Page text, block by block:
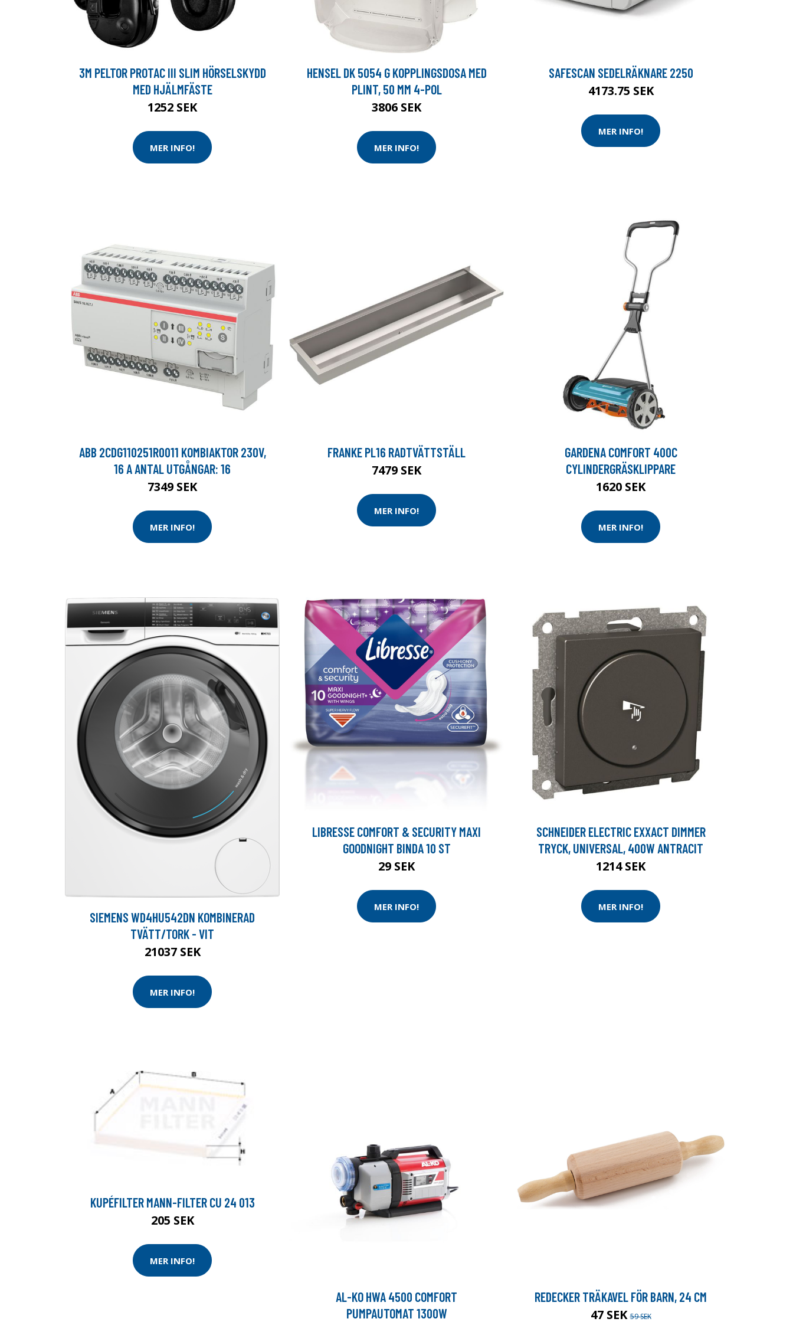
3M PELTOR PROTAC III SLIM HÖRSELSKYDD
MED HJÄLMFÄSTE
1252 SEK
MER INFO!
HENSEL DK 5054 G KOPPLINGSDOSA MED
PLINT, 50 MM 4-POL
3806 SEK
MER INFO!
SAFESCAN SEDELRÄKNARE 2250
4173.75 SEK
MER INFO!
ABB 2CDG110251R0011 KOMBIAKTOR 230V,
16 A ANTAL UTGÅNGAR: 16
7349 SEK
MER INFO!
FRANKE PL16 RADTVÄTTSTÄLL
7479 SEK
MER INFO!
GARDENA COMFORT 400C
CYLINDERGRÄSKLIPPARE
1620 SEK
MER INFO!
SIEMENS WD4HU542DN KOMBINERAD
TVÄTT/TORK - VIT
21037 SEK
MER INFO!
LIBRESSE COMFORT & SECURITY MAXI
GOODNIGHT BINDA 10 ST
29 SEK
MER INFO!
SCHNEIDER ELECTRIC EXXACT DIMMER
TRYCK, UNIVERSAL, 400W ANTRACIT
1214 SEK
MER INFO!
KUPÉFILTER MANN-FILTER CU 24 013
205 SEK
MER INFO!
AL-KO HWA 4500 COMFORT
PUMPAUTOMAT 1300W
REDECKER TRÄKAVEL FÖR BARN, 24 CM
47 SEK59 SEK